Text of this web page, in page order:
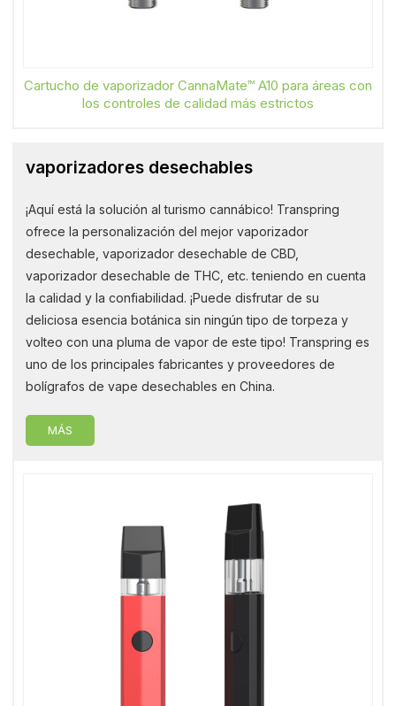
Cartucho de vaporizador CannaMate™ A10 para áreas con
los controles de calidad más estrictos
vaporizadores desechables
¡Aquí está la solución al turismo cannábico! Transpring
ofrece la personalización del mejor vaporizador
desechable, vaporizador desechable de CBD,
vaporizador desechable de THC, etc. teniendo en cuenta
la calidad y la confiabilidad. ¡Puede disfrutar de su
deliciosa esencia botánica sin ningún tipo de torpeza y
volteo con una pluma de vapor de este tipo! Transpring es
uno de los principales fabricantes y proveedores de
bolígrafos de vape desechables en China.
MÁS